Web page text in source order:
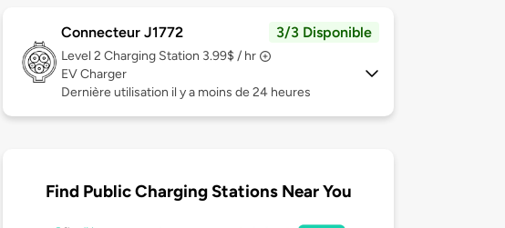
Connecteur J1772 3/3 Disponible
Level 2 Charging Station 3.99$ / hr
EV Charger
Dernière utilisation il y a moins de 24 heures
Find Public Charging Stations Near You